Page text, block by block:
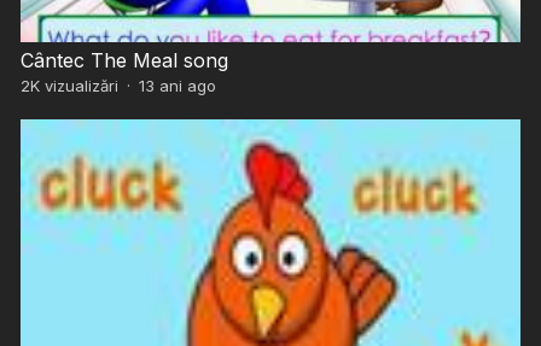
Cântec The Meal song
2Kvizualizări · 13 ani ago